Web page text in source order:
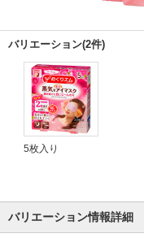
バリエーション(2件)
5枚入り
バリエーション情報詳細